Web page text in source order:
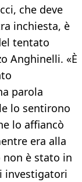
che deve
inchiesta, è
tentato
Anghinelli. «È
parola
lo sentirono
lo affiancò
era alla
non è stato in
investigatori